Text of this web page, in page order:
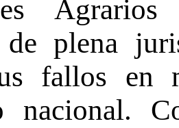
de plena
fallos en
nacional.